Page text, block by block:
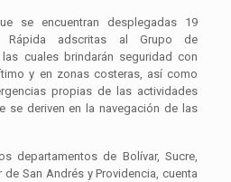
se encuentran desplegadas 19
Rápida adscritas al Grupo de
cuales brindarán seguridad con
y en zonas costeras, así como
propias de las actividades
se deriven en la navegación de las
departamentos de Bolívar, Sucre,
San Andrés y Providencia, cuenta